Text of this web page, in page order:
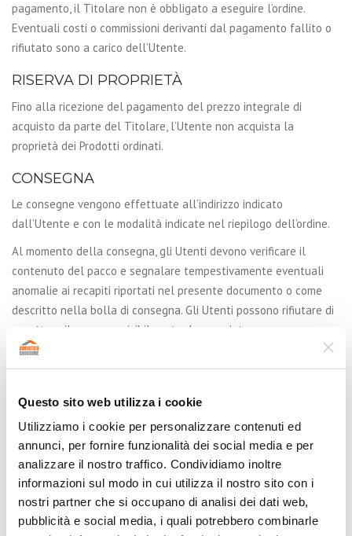
Questo sito web utilizza i cookie
Utilizziamo i cookie per personalizzare contenuti ed
annunci, per fornire funzionalità dei social media e per
analizzare il nostro traffico. Condividiamo inoltre
informazioni sul modo in cui utilizza il nostro sito con i
nostri partner che si occupano di analisi dei dati web,
pubblicità e social media, i quali potrebbero combinarle
pagamento, il Titolare non è obbligato a eseguire l’ordine.
Eventuali costi o commissioni derivanti dal pagamento fallito o
rifiutato sono a carico dell’Utente.
RISERVA DI PROPRIETÀ
Fino alla ricezione del pagamento del prezzo integrale di
acquisto da parte del Titolare, l’Utente non acquista la
proprietà dei Prodotti ordinati.
CONSEGNA
Le consegne vengono effettuate all’indirizzo indicato
dall’Utente e con le modalità indicate nel riepilogo dell’ordine.
Al momento della consegna, gli Utenti devono verificare il
contenuto del pacco e segnalare tempestivamente eventuali
anomalie ai recapiti riportati nel presente documento o come
descritto nella bolla di consegna. Gli Utenti possono rifiutare di
accettare il pacco se visibilmente danneggiato.
La consegna può avvenire nei paesi o territori specificati nella
I tempi di consegna sono indicati su questo Sito Web oppure nel
corso della procedura di acquisto.
Salvo ove diversamente specificato su questo Sito Web o
concordato con l’Utente, i Prodotti sono consegnati entro trenta
(30) giorni dall’acquisto.
MANCATA CONSEGNA